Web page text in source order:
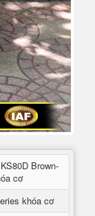
Brown-
cơ
khóa cơ